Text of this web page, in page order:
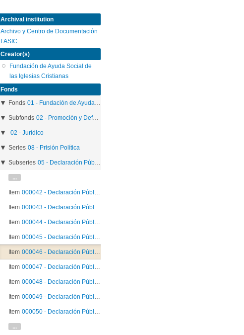
Archival institution
Archivo y Centro de Documentación
FASIC
Creator(s)
Fundación de Ayuda Social de
las Iglesias Cristianas
Fonds
Fonds 01 - Fundación de Ayuda Social de las Iglesias Cristianas
Subfonds 02 - Promoción y Defensa de los Derechos Humanos
02 - Jurídico
Series 08 - Prisión Política
Subseries 05 - Declaración Públicas
...
Item 000042 - Declaración Pública
Item 000043 - Declaración Pública
Item 000044 - Declaración Pública
Item 000045 - Declaración Pública
Item 000046 - Declaración Pública
Item 000047 - Declaración Pública
Item 000048 - Declaración Pública
Item 000049 - Declaración Pública
Item 000050 - Declaración Pública
...